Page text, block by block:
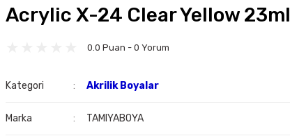
Acrylic X-24 Clear Yellow 23ml
0.0 Puan - 0 Yorum
Kategori Akrilik Boyalar
Marka TAMIYABOYA